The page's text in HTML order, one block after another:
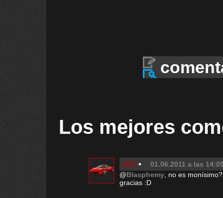
Los mejores
ACV
01.06.2011 a las
@Blasphemy , no es
gracias :D